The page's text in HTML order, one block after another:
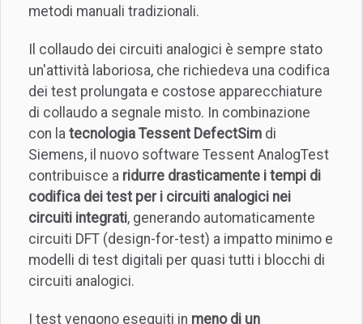
metodi manuali tradizionali.
Il collaudo dei circuiti analogici è sempre stato
un'attività laboriosa, che richiedeva una codifica
dei test prolungata e costose apparecchiature
di collaudo a segnale misto. In combinazione
con la tecnologia Tessent DefectSim di
Siemens, il nuovo software Tessent AnalogTest
contribuisce a ridurre drasticamente i tempi di
codifica dei test per i circuiti analogici nei
circuiti integrati, generando automaticamente
circuiti DFT (design-for-test) a impatto minimo e
modelli di test digitali per quasi tutti i blocchi di
circuiti analogici.
I test vengono eseguiti in meno di un